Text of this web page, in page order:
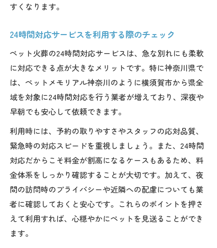
すくなります。
24時間対応サービスを利用する際のチェック
ペット火葬の24時間対応サービスは、急な別れにも柔軟
に対応できる点が大きなメリットです。特に神奈川県で
は、ペットメモリアル神奈川のように横須賀市から県全
域を対象に24時間対応を行う業者が増えており、深夜や
早朝でも安心して依頼できます。
利用時には、予約の取りやすさやスタッフの応対品質、
緊急時の対応スピードを重視しましょう。また、24時間
対応だからこそ料金が割高になるケースもあるため、料
金体系をしっかり確認することが大切です。加えて、夜
間の訪問時のプライバシーや近隣への配慮についても業
者に確認しておくと安心です。これらのポイントを押さ
えて利用すれば、心穏やかにペットを見送ることができ
ます。